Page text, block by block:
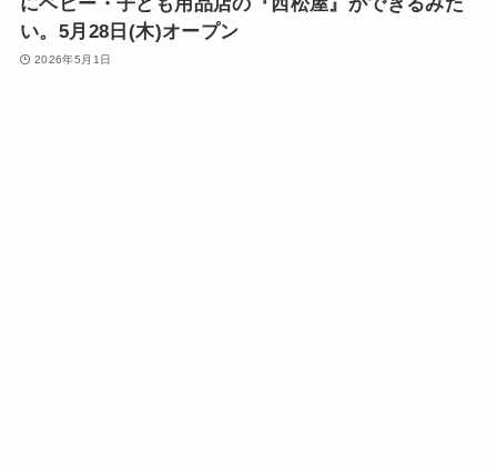
にベビー・子ども用品店の『西松屋』ができるみた
い。5月28日(木)オープン
2026年5月1日